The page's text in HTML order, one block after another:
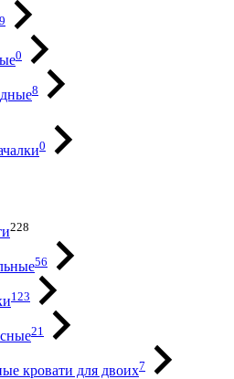
0
8
0
228
56
123
21
кровати для двоих7